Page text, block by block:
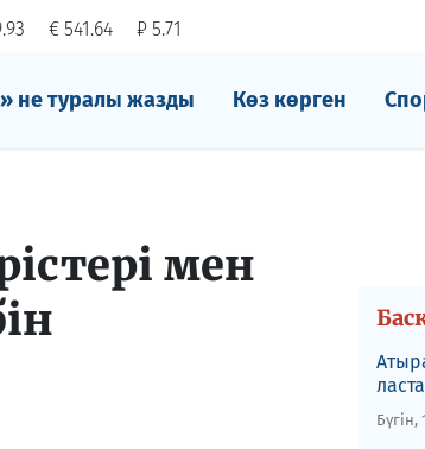
€ 541.64 ₽ 5.71
не туралы жазды Көз көрген
мен
Бүгін,